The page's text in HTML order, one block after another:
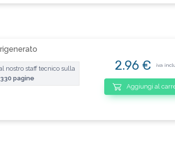
nostro staff tecnico sulla
330 pagine
2.96 € iva
Aggiungi al